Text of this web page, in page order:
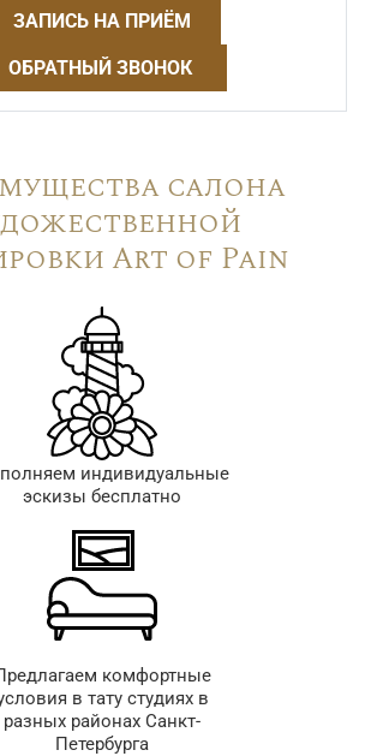
ЗАПИСЬ НА ПРИЁМ
ОБРАТНЫЙ ЗВОНОК
салона
Art of Pain
индивидуальные
эскизы бесплатно
комфортные
в тату студиях в
разных районах Санкт-
Петербурга